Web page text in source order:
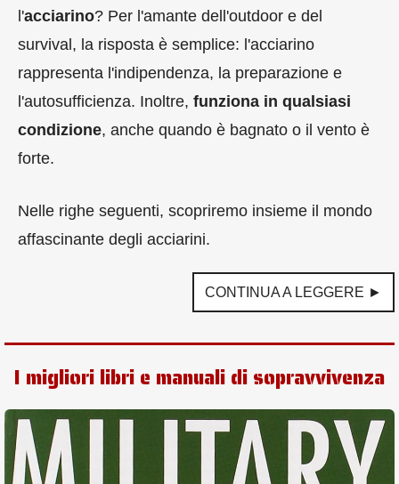
l'acciarino? Per l'amante dell'outdoor e del
survival, la risposta è semplice: l'acciarino
rappresenta l'indipendenza, la preparazione e
l'autosufficienza. Inoltre, funziona in qualsiasi
condizione, anche quando è bagnato o il vento è
forte.
Nelle righe seguenti, scopriremo insieme il mondo
affascinante degli acciarini.
CONTINUA A LEGGERE ►
I migliori libri e manuali di sopravvivenza